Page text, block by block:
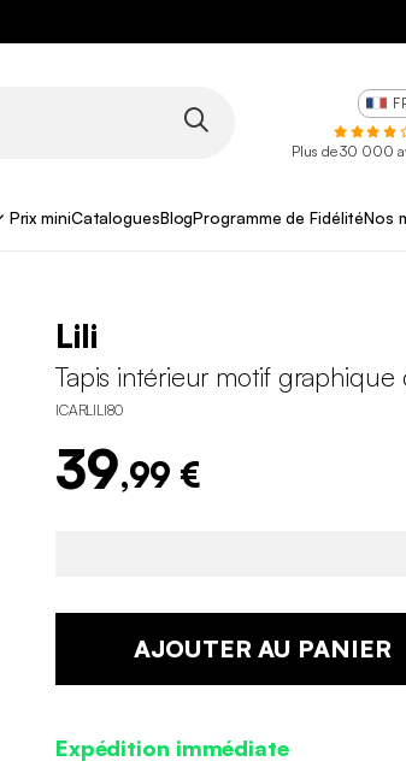
Plus de 30 000
Prix miniCataloguesBlogProgramme de FidélitéNos
Lili
Tapis intérieur motif graphique
ICARLILI80
39,99 €
AJOUTER AU PANIER
Expédition immédiate